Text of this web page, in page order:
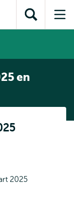
naar
Toon
zoekveld
en
2025